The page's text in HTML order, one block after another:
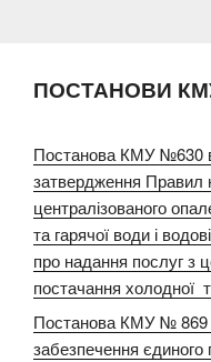
ПОСТАНОВИ
Постанова КМУ №630
затвердження Правил
централізованого
та гарячої води і
про надання послуг з
постачання холодної
Постанова КМУ № 869
забезпечення